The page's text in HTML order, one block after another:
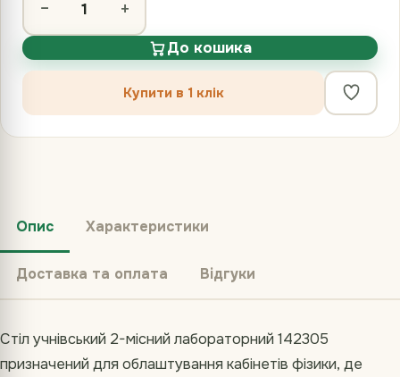
− +
До кошика
Купити в 1 клік
Опис Характеристики
Доставка та оплата Відгуки
Стіл учнівський 2-місний лабораторний 142305
призначений для облаштування кабінетів фізики, де